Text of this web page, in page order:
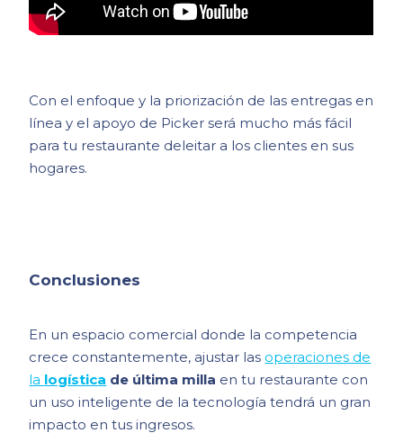
Con el enfoque y la priorización de las entregas en
línea y el apoyo de Picker será mucho más fácil
para tu restaurante deleitar a los clientes en sus
hogares.
Conclusiones
En un espacio comercial donde la competencia
crece constantemente, ajustar las operaciones de
la logística de última milla en tu restaurante con
un uso inteligente de la tecnología tendrá un gran
impacto en tus ingresos.